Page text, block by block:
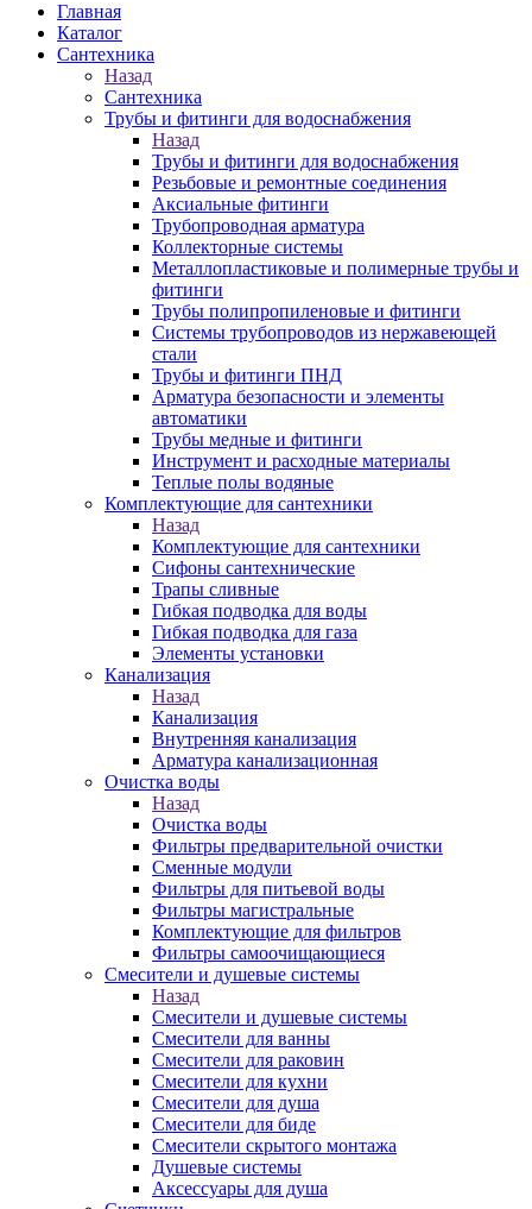
Главная
Каталог
Сантехника
Назад
Сантехника
Трубы и фитинги для водоснабжения
Назад
Трубы и фитинги для водоснабжения
Резьбовые и ремонтные соединения
Аксиальные фитинги
Трубопроводная арматура
Коллекторные системы
Металлопластиковые и полимерные трубы и
фитинги
Трубы полипропиленовые и фитинги
Системы трубопроводов из нержавеющей
стали
Трубы и фитинги ПНД
Арматура безопасности и элементы
автоматики
Трубы медные и фитинги
Инструмент и расходные материалы
Теплые полы водяные
Комплектующие для сантехники
Назад
Комплектующие для сантехники
Сифоны сантехнические
Трапы сливные
Гибкая подводка для воды
Гибкая подводка для газа
Элементы установки
Канализация
Назад
Канализация
Внутренняя канализация
Арматура канализационная
Очистка воды
Назад
Очистка воды
Фильтры предварительной очистки
Сменные модули
Фильтры для питьевой воды
Фильтры магистральные
Комплектующие для фильтров
Фильтры самоочищающиеся
Смесители и душевые системы
Назад
Смесители и душевые системы
Смесители для ванны
Смесители для раковин
Смесители для кухни
Смесители для душа
Смесители для биде
Смесители скрытого монтажа
Душевые системы
Аксессуары для душа